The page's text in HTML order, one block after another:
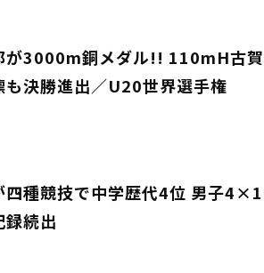
が3000m銅メダル!! 110mH古
も決勝進出／U20世界選手権
四種競技で中学歴代4位 男子
録続出